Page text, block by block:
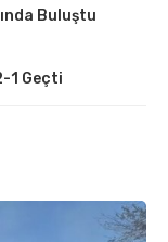
Buluştu
1 Geçti